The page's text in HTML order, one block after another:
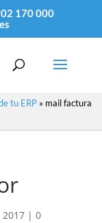
170 000
tu ERP » mail factura
2017| 0